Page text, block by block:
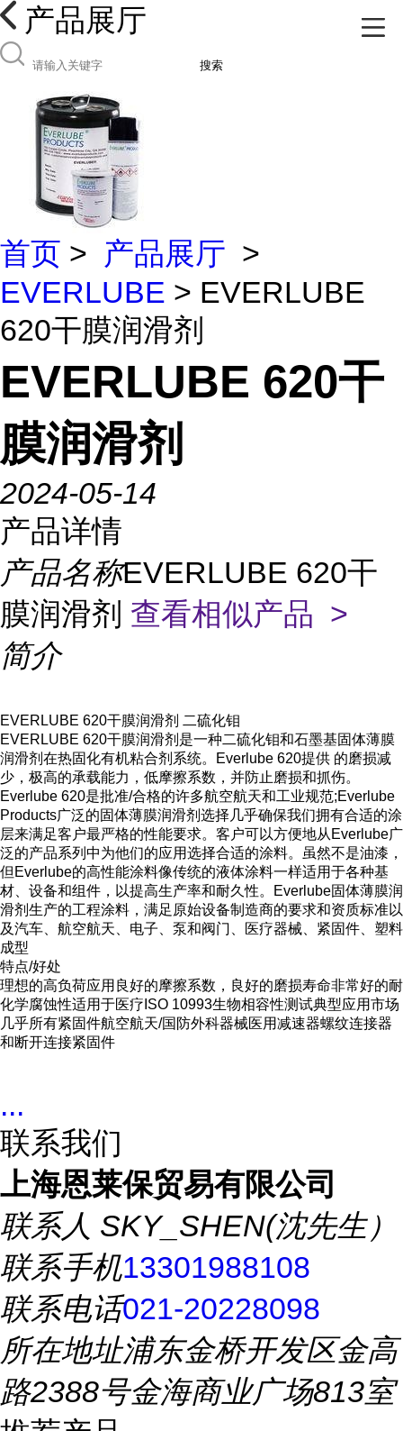
产品展厅
搜索
首页 > 产品展厅 >
EVERLUBE > EVERLUBE
620干膜润滑剂
EVERLUBE 620干
膜润滑剂
2024-05-14
产品详情
产品名称EVERLUBE 620干
膜润滑剂 查看相似产品 >
简介
EVERLUBE 620干膜润滑剂 二硫化钼
EVERLUBE 620干膜润滑剂是一种二硫化钼和石墨基固体薄膜
润滑剂在热固化有机粘合剂系统。Everlube 620提供 的磨损减
少，极高的承载能力，低摩擦系数，并防止磨损和抓伤。
Everlube 620是批准/合格的许多航空航天和工业规范;Everlube
Products广泛的固体薄膜润滑剂选择几乎确保我们拥有合适的涂
层来满足客户最严格的性能要求。客户可以方便地从Everlube广
泛的产品系列中为他们的应用选择合适的涂料。虽然不是油漆，
但Everlube的高性能涂料像传统的液体涂料一样适用于各种基
材、设备和组件，以提高生产率和耐久性。Everlube固体薄膜润
滑剂生产的工程涂料，满足原始设备制造商的要求和资质标准以
及汽车、航空航天、电子、泵和阀门、医疗器械、紧固件、塑料
成型
特点/好处
理想的高负荷应用良好的摩擦系数，良好的磨损寿命非常好的耐
化学腐蚀性适用于医疗ISO 10993生物相容性测试典型应用市场
几乎所有紧固件航空航天/国防外科器械医用减速器螺纹连接器
和断开连接紧固件
...
联系我们
上海恩莱保贸易有限公司
联系人 SKY_SHEN(沈先生）
联系手机13301988108
联系电话021-20228098
所在地址浦东金桥开发区金高
路2388号金海商业广场813室